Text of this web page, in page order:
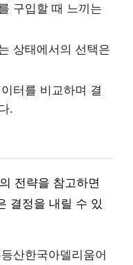
구입할 때 느끼는
상태에서의 선택은
터를 비교하며 결
.
전략을 참고하면
결정을 내릴 수 있
산한국아델리움어